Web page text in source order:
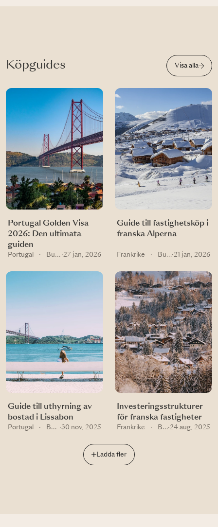
Köpguides Visa alla
Portugal Golden Visa
2026: Den ultimata
guiden
Portugal · Buying guides ·27 jan, 2026
Guide till fastighetsköp i
franska Alperna
Frankrike · Buying guides ·21 jan, 2026
Guide till uthyrning av
bostad i Lissabon
Portugal · Buying guides ·30 nov, 2025
Investeringsstrukturer
för franska fastigheter
Frankrike · Buying guides ·24 aug, 2025
Ladda fler